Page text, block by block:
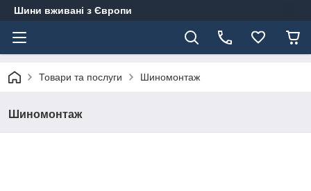
Шини вживані з Європи
Товари та послуги Шиномонтаж
Шиномонтаж